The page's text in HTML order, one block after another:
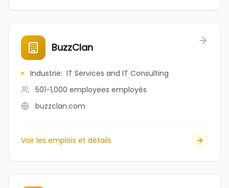
BuzzClan
Industrie: IT Services and IT Consulting
501-1,000 employees employés
buzzclan.com
Voir les emplois et détails